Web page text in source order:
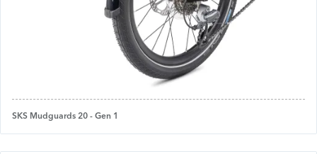
SKS Mudguards 20 - Gen 1